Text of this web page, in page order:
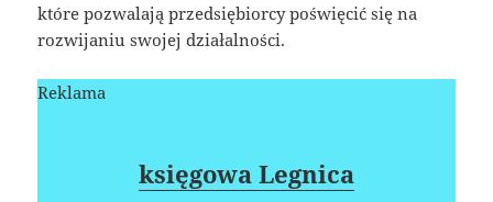
które pozwalają przedsiębiorcy poświęcić się na
rozwijaniu swojej działalności.
Reklama
księgowa Legnica